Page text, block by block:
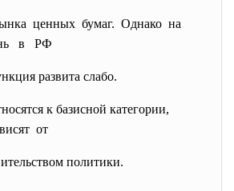
ценных бумаг. Однако на
в РФ
развита слабо.
к базисной категории,
от
политики.